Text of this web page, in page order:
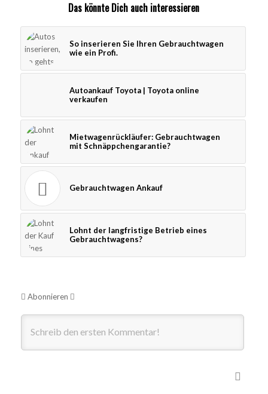
Das könnte Dich auch interessieren
So inserieren Sie Ihren Gebrauchtwagen
wie ein Profi.
Autoankauf Toyota | Toyota online
verkaufen
Mietwagenrückläufer: Gebrauchtwagen
mit Schnäppchengarantie?
Gebrauchtwagen Ankauf
Lohnt der langfristige Betrieb eines
Gebrauchtwagens?
Abonnieren